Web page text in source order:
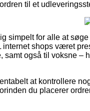
til et
simpelt for alle at
shops været
samt også til voksne –
at kontrollere
du placerer